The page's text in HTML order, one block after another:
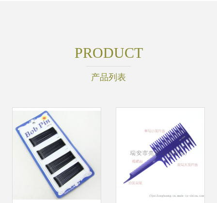
PRODUCT
产品列表